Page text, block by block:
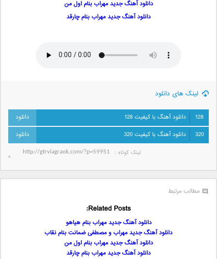
دانلود آهنگ جدید مهراب بنام اول من
دانلود آهنگ جدید مهراب بنام چارقد
لینک های دانلود
128
دانلود آهنگ با کیفیت 128
320
دانلود آهنگ با کیفیت 320
لینک کوتاه‌ :
مطالب مرتبط
Related Posts:
دانلود آهنگ جدید مهراب بنام هیاهو
دانلود آهنگ جدید مهراب و مصطفی ضمانت بنام نقاب
دانلود آهنگ جدید مهراب بنام اول من
دانلود آهنگ جدید مهراب بنام چارقد